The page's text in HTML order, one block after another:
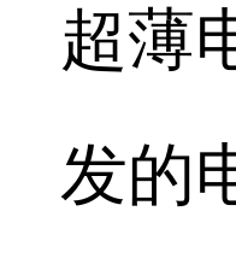
超薄
发的